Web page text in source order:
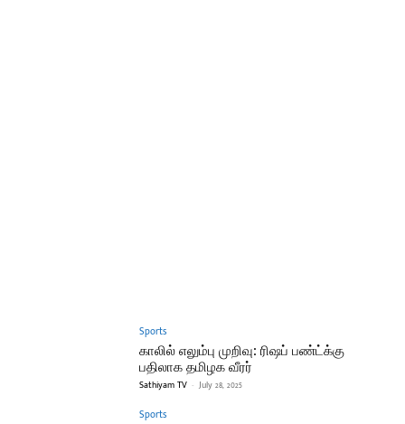
Sports
காலில் எலும்பு முறிவு: ரிஷப் பண்ட்க்கு
பதிலாக தமிழக வீரர்
Sathiyam TV - July 28, 2025
Sports